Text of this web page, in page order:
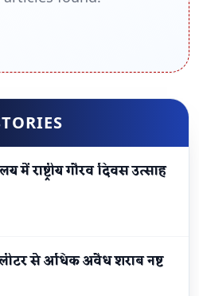
में राष्ट्रीय गौरव दिवस उत्साह
से अधिक अवैध शराब नष्ट